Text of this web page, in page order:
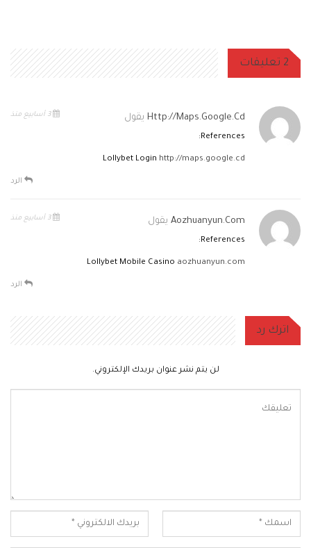
2 تعليقات
Http://maps.google.cd يقول 3 أسابيع منذ
References:
Lollybet Login http://maps.google.cd
الرد
Aozhuanyun.com يقول 3 أسابيع منذ
References:
Lollybet Mobile Casino aozhuanyun.com
الرد
اترك رد
لن يتم نشر عنوان بريدك الإلكتروني.